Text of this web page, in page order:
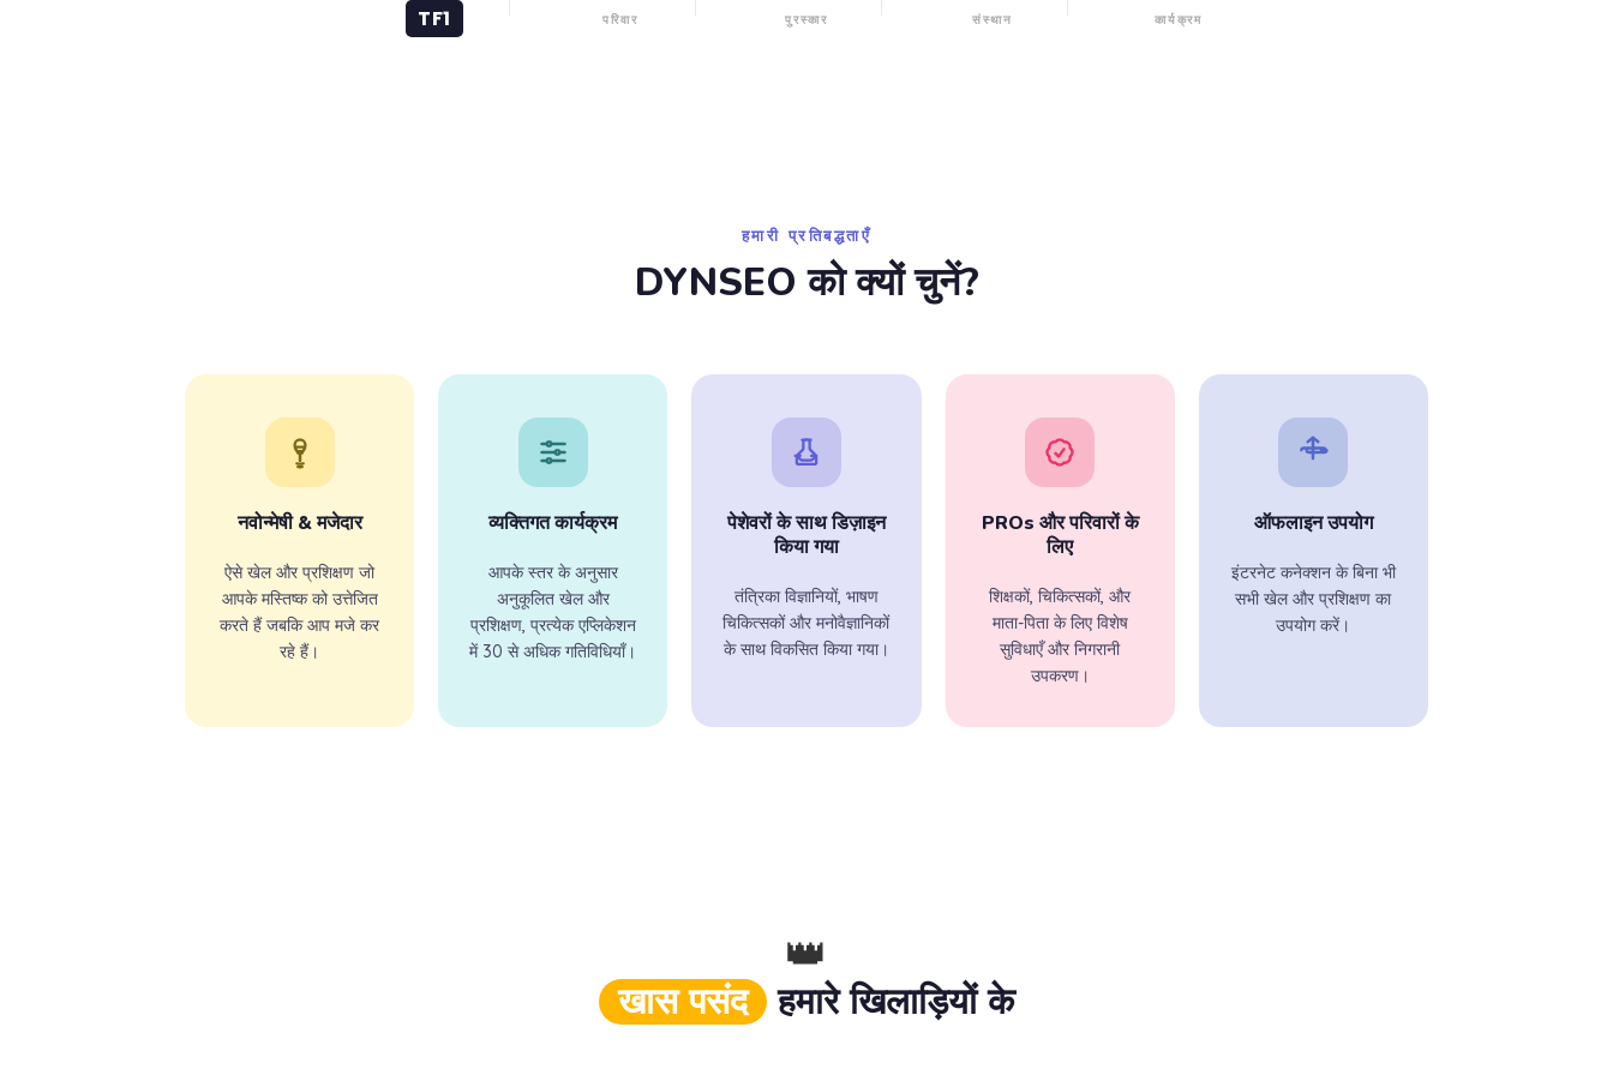
TF1 परिवार पुरस्कार संस्थान कार्यक्रम
हमारी प्रतिबद्धताएँ
DYNSEO को क्यों चुनें?
नवोन्मेषी & मजेदार
ऐसे खेल और प्रशिक्षण जो
आपके मस्तिष्क को उत्तेजित
करते हैं जबकि आप मजे कर
रहे हैं।
व्यक्तिगत कार्यक्रम
आपके स्तर के अनुसार
अनुकूलित खेल और
प्रशिक्षण, प्रत्येक एप्लिकेशन
में 30 से अधिक गतिविधियाँ।
पेशेवरों के साथ डिज़ाइन
किया गया
तंत्रिका विज्ञानियों, भाषण
चिकित्सकों और मनोवैज्ञानिकों
के साथ विकसित किया गया।
PROs और परिवारों के
लिए
शिक्षकों, चिकित्सकों, और
माता-पिता के लिए विशेष
सुविधाएँ और निगरानी
उपकरण।
ऑफलाइन उपयोग
इंटरनेट कनेक्शन के बिना भी
सभी खेल और प्रशिक्षण का
उपयोग करें।
👑
खास पसंद हमारे खिलाड़ियों के